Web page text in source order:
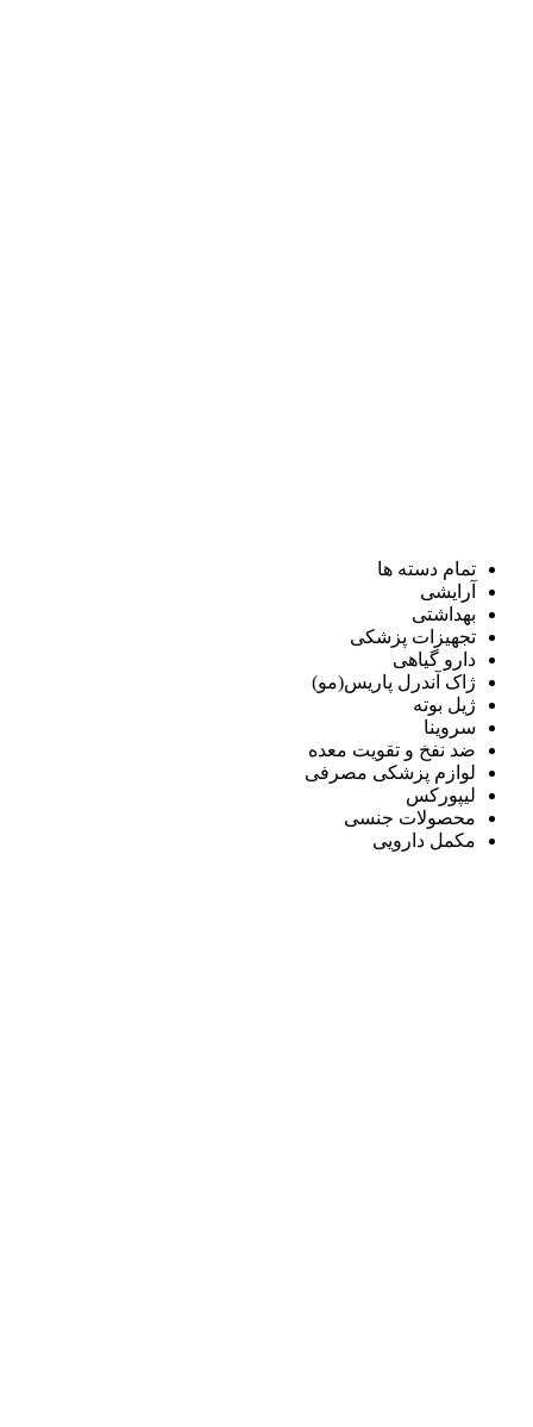
تمام دسته ها
آرایشی
بهداشتی
تجهیزات پزشکی
دارو گیاهی
ژاک آندرل پاریس(مو)
ژیل بوته
سروینا
ضد نفخ و تقویت معده
لوازم پزشکی مصرفی
لیپورکس
محصولات جنسی
مکمل دارویی